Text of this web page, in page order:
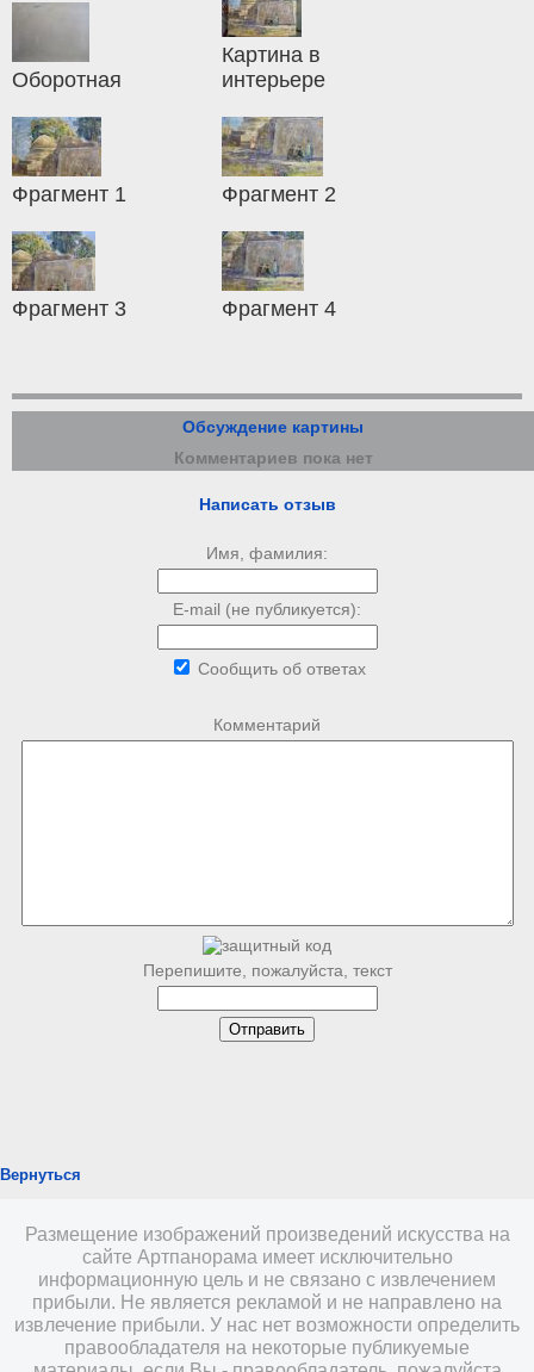
Оборотная
Картина в
интерьере
Фрагмент 1 Фрагмент 2
Фрагмент 3 Фрагмент 4
Обсуждение картины
Комментариев пока нет
Написать отзыв
Имя, фамилия:
E-mail (не публикуется):
Сообщить об ответах
Комментарий
Перепишите, пожалуйста, текст
Вернуться
Размещение изображений произведений искусства на
сайте Артпанорама имеет исключительно
информационную цель и не связано с извлечением
прибыли. Не является рекламой и не направлено на
извлечение прибыли. У нас нет возможности определить
правообладателя на некоторые публикуемые